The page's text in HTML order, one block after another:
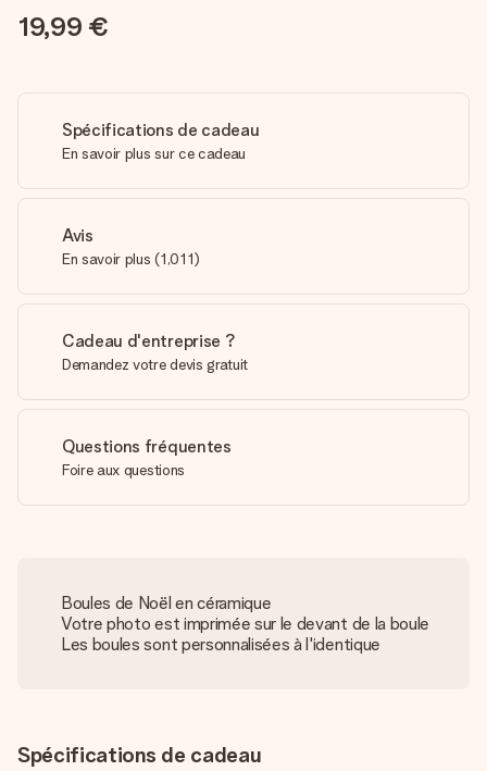
19,99 €
Spécifications de cadeau
En savoir plus sur ce cadeau
Avis
En savoir plus (1,011)
Cadeau d'entreprise ?
Demandez votre devis gratuit
Questions fréquentes
Foire aux questions
Boules de Noël en céramique
Votre photo est imprimée sur le devant de la boule
Les boules sont personnalisées à l'identique
Spécifications de cadeau